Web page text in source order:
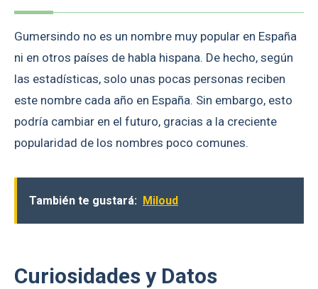
Gumersindo no es un nombre muy popular en España
ni en otros países de habla hispana. De hecho, según
las estadísticas, solo unas pocas personas reciben
este nombre cada año en España. Sin embargo, esto
podría cambiar en el futuro, gracias a la creciente
popularidad de los nombres poco comunes.
También te gustará: Miloud
Curiosidades y Datos